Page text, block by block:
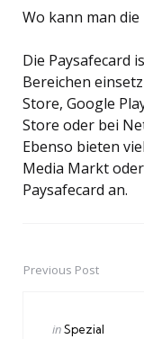
Wo kann man
Die Paysafecard
Bereichen
Store, Google
Store oder bei
Ebenso bieten
Media Markt
Paysafecard an.
PostPrevious Post
Posted
inSpezial